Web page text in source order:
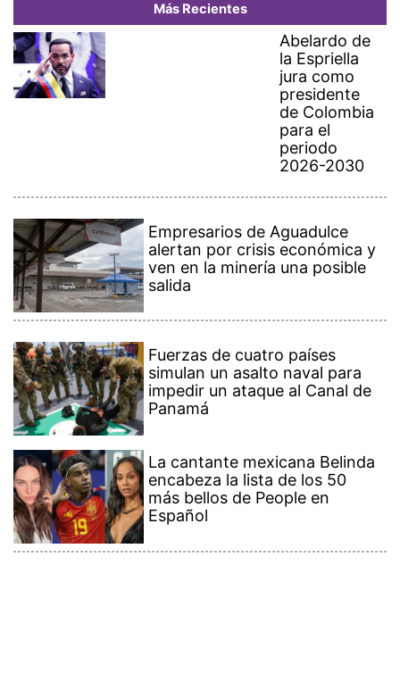
Más Recientes
Abelardo de
la Espriella
jura como
presidente
de Colombia
para el
periodo
2026-2030
Empresarios de Aguadulce
alertan por crisis económica y
ven en la minería una posible
salida
Fuerzas de cuatro países
simulan un asalto naval para
impedir un ataque al Canal de
Panamá
La cantante mexicana Belinda
encabeza la lista de los 50
más bellos de People en
Español